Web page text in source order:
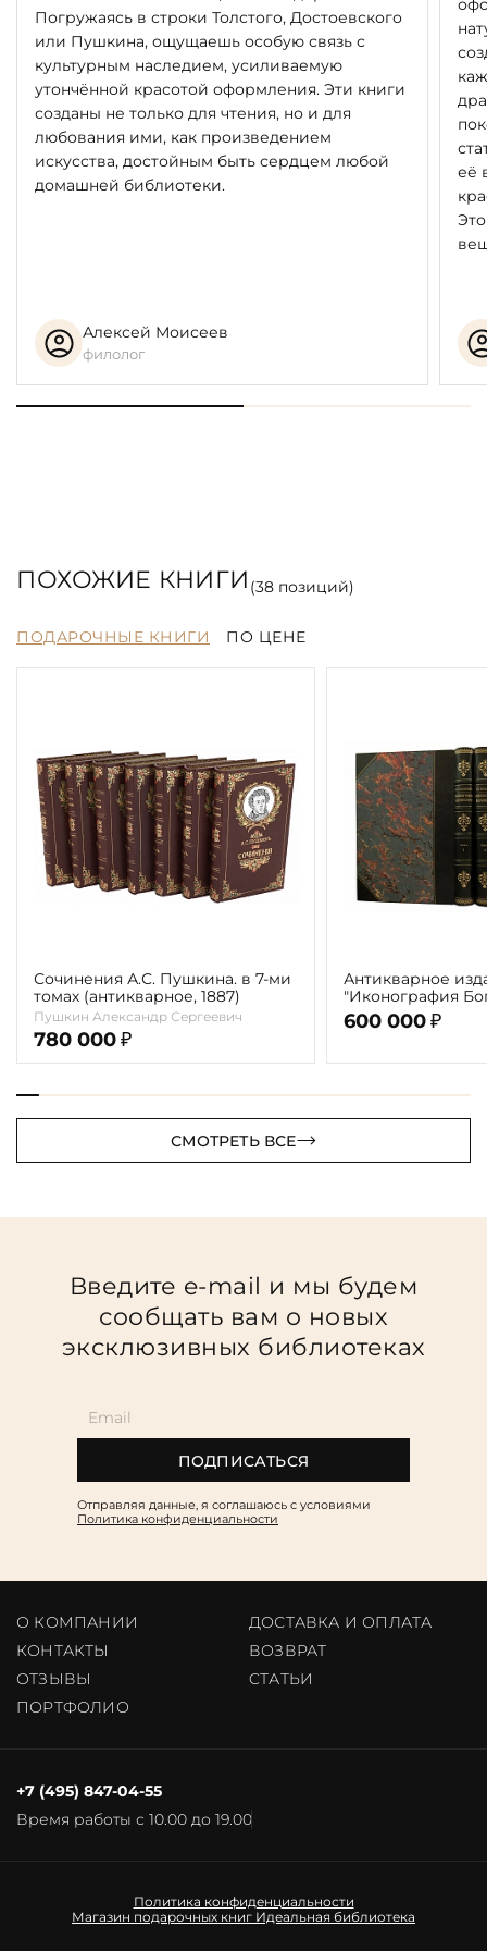
великолепного переплета, тисненного фольгой 10
различных цветов, шелкового ляссе и страниц,
украшенных рамкой из роскошных цветных
иллюстраций, завершает оформление издания,
которое, несомненно, станет подлинной жемчужиной
любой, даже самой изысканной, коллекции и
библиотеки в мире.
Погружаясь в строки Толстого, Достоевского
или Пушкина, ощущаешь особую связь с
культурным наследием, усиливаемую
утончённой красотой оформления. Эти книги
созданы не только для чтения, но и для
любования ими, как произведением
искусства, достойным быть сердцем любой
домашней библиотеки.
Алексей Моисеев
филолог
её
ПОХОЖИЕ КНИГИ (38позиций)
ПОДАРОЧНЫЕ КНИГИ ПО ЦЕНЕ
Сочинения А.С. Пушкина. в 7-ми
томах (антикварное, 1887)
Пушкин Александр Сергеевич
780 000 ₽
Антикварное
"Иконография
г. (в 2-х томах с
автора)
600 000 ₽
СМОТРЕТЬ ВСЕ
Введите e-mail и мы будем
сообщать вам о новых
эксклюзивных библиотеках
ПОДПИСАТЬСЯ
Отправляя данные, я соглашаюсь c условиями
Политика конфиденциальности
О КОМПАНИИ
ДОСТАВКА И ОПЛАТА
КОНТАКТЫ
ВОЗВРАТ
ОТЗЫВЫ
CТАТЬИ
ПОРТФОЛИО
Время работы с 10.00 до 19.00
+7 (495) 847-04-55
Политика конфиденциальности
Магазин подарочных книг Идеальная библиотека